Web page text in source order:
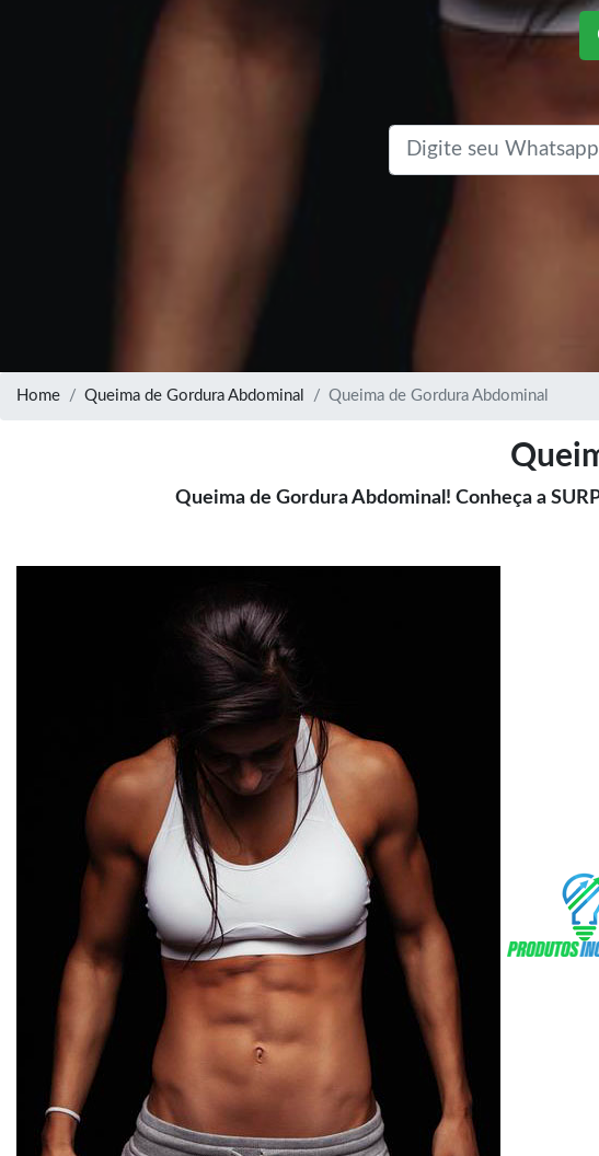
Home Queima de Gordura Abdominal Queima de Gordura Abdominal
Queima de Gordura Abdominal! Conheça a